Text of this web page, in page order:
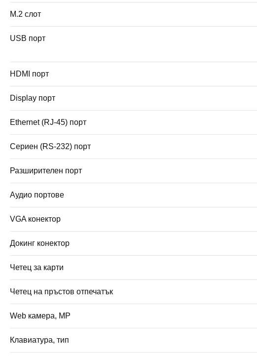
M.2 слот
USB порт
HDMI порт
Display порт
Ethernet (RJ-45) порт
Сериен (RS-232) порт
Разширителен порт
Аудио портове
VGA конектор
Докинг конектор
Четец за карти
Четец на пръстов отпечатък
Web камера, MP
Клавиатура, тип